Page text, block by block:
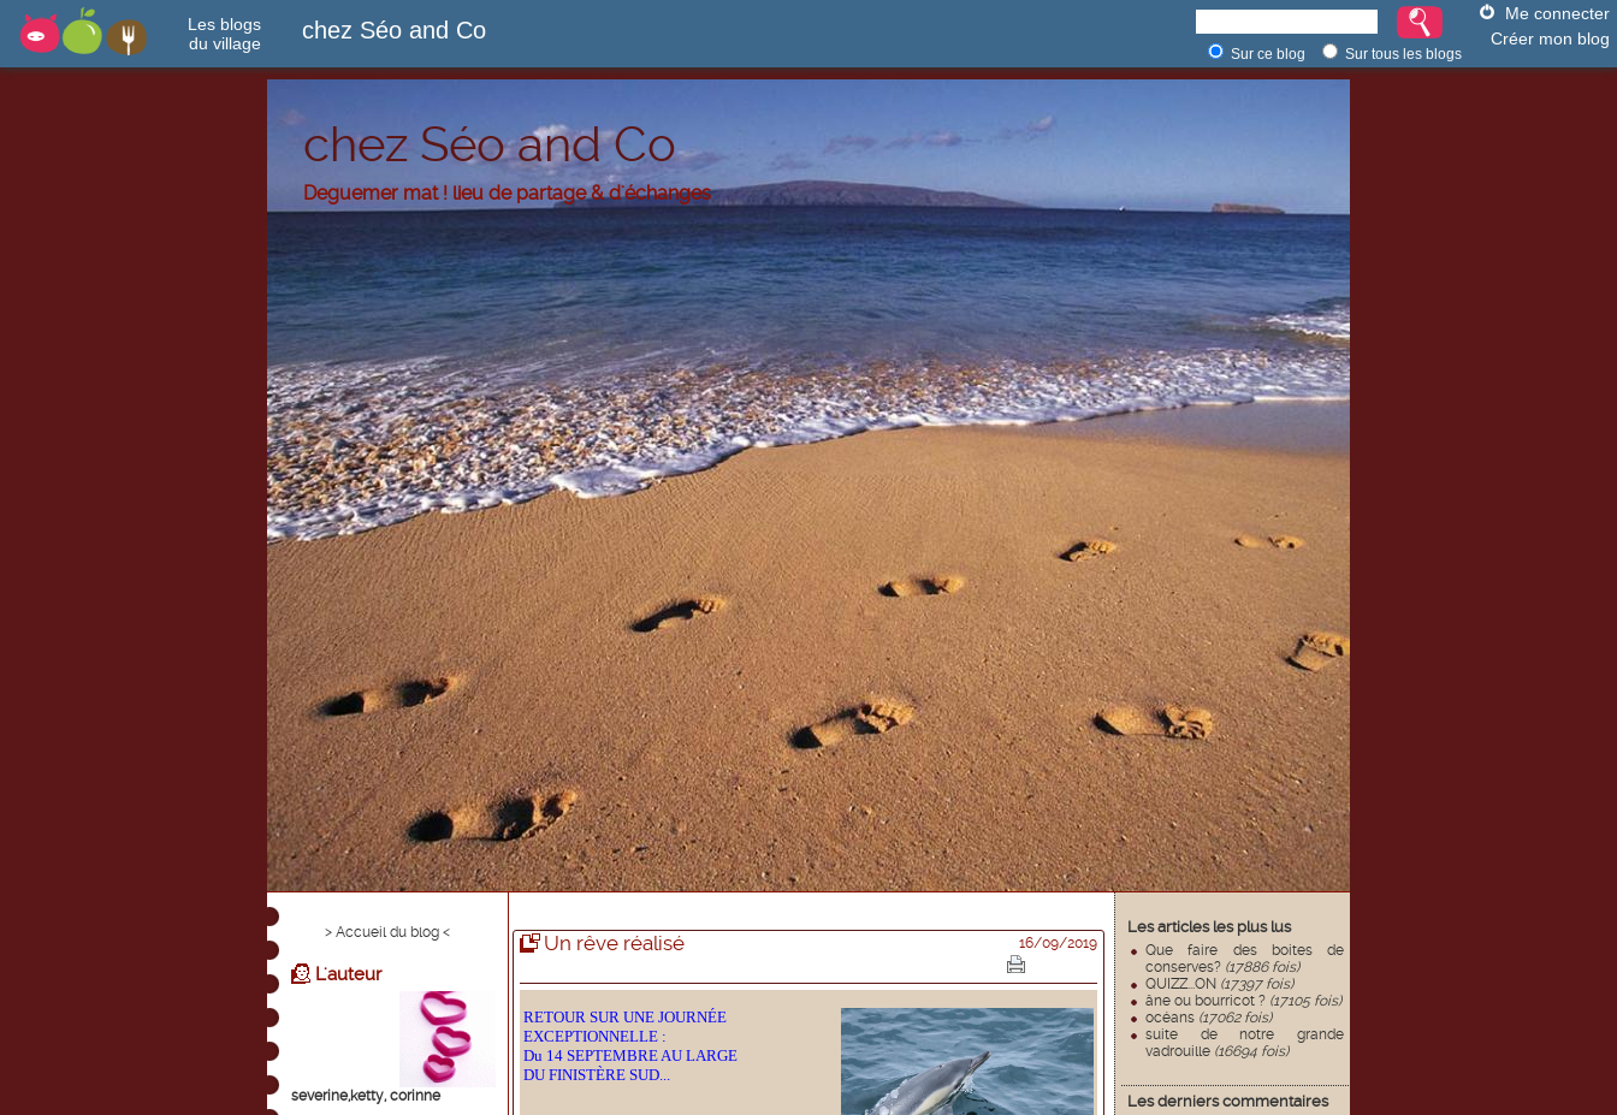
Les blogs
du village
chez Séo and Co
Me connecter
Créer mon blog
Sur ce blog Sur tous les blogs
chez Séo and Co
Deguemer mat ! lieu de partage & d'échanges
Les articles les plus lus
Que faire des boites de
conserves? (17886 fois)
QUIZZ...ON (17397 fois)
âne ou bourricot ? (17105 fois)
océans (17062 fois)
suite de notre grande
vadrouille (16694 fois)
Les derniers commentaires
> Accueil du blog <
L'auteur
severine,ketty, corinne
Un rêve réalisé 16/09/2019
RETOUR SUR UNE JOURNÉE
EXCEPTIONNELLE :
Du 14 SEPTEMBRE AU LARGE
DU FINISTÈRE SUD...